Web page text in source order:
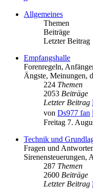
Allgemeines
Themen
Beiträge
Letzter Beitrag
Empfangshalle
Forenregeln,
Ängste, Meinungen,
224 Themen
2053 Beiträge
Letzter Beitrag
von Ds977 fan
Freitag 7.
Technik und
Fragen und
Sirenensteuerungen,
287 Themen
2600 Beiträge
Letzter Beitrag